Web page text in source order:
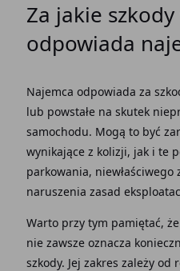
Za jakie
odpowiada
Najemca odpowiada za
lub powstałe na skutek
samochodu. Mogą to być
wynikające z kolizji, jak i te
parkowania, niewłaściwego
naruszenia zasad
Warto przy tym pamiętać, że
nie zawsze oznacza
szkody. Jej zakres zależy